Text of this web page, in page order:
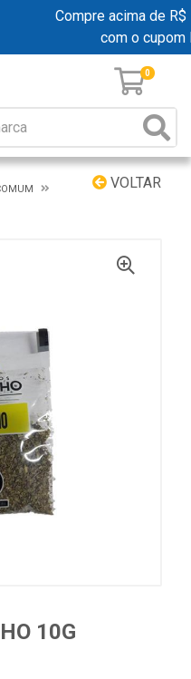
Compre acima de R$
com o cupom
0
VOLTAR
10G